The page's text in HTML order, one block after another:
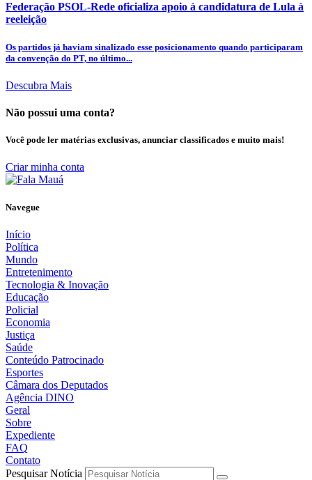
Federação PSOL-Rede oficializa apoio à candidatura de Lula à
reeleição
Os partidos já haviam sinalizado esse posicionamento quando participaram
da convenção do PT, no último...
Descubra Mais
Não possui uma conta?
Você pode ler matérias exclusivas, anunciar classificados e muito mais!
Criar minha conta
Navegue
Início
Política
Mundo
Entretenimento
Tecnologia & Inovação
Educação
Policial
Economia
Justiça
Saúde
Conteúdo Patrocinado
Esportes
Câmara dos Deputados
Agência DINO
Geral
Sobre
Expediente
FAQ
Contato
Pesquisar Notícia